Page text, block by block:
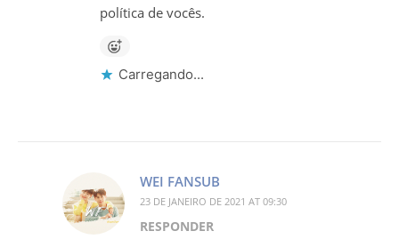
política de vocês.
Carregando...
WEI FANSUB
23 DE JANEIRO DE 2021 AT 09:30
RESPONDER